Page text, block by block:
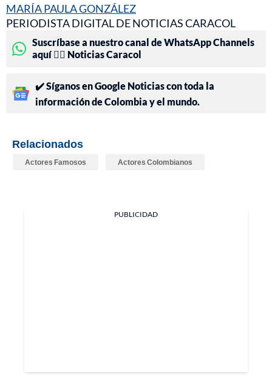
MARÍA PAULA GONZÁLEZ
PERIODISTA DIGITAL DE NOTICIAS CARACOL
Suscríbase a nuestro canal de WhatsApp Channels
aquí 👉🏻 Noticias Caracol
✔️ Síganos en Google Noticias con toda la
información de Colombia y el mundo.
Relacionados
Actores Famosos Actores Colombianos
PUBLICIDAD